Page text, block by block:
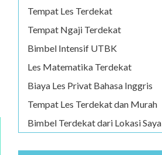
Tempat Les Terdekat
Tempat Ngaji Terdekat
Bimbel Intensif UTBK
Les Matematika Terdekat
Biaya Les Privat Bahasa Inggris
Tempat Les Terdekat dan Murah
Bimbel Terdekat dari Lokasi Saya